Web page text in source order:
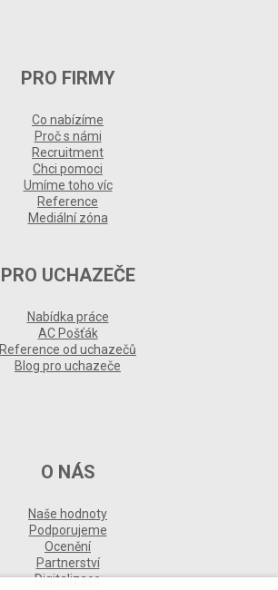
PRO FIRMY
Co nabízíme
Proč s námi
Recruitment
Chci pomoci
Umíme toho víc
Reference
Mediální zóna
PRO UCHAZEČE
Nabídka práce
AC Pošťák
Reference od uchazečů
Blog pro uchazeče
O NÁS
Naše hodnoty
Podporujeme
Ocenění
Partnerství
Digitalizace